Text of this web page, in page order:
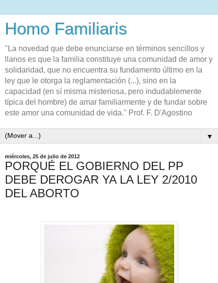
Homo Familiaris
"La novedad que debe enunciarse en términos sencillos y
llanos es que la familia constituye una comunidad de amor y
solidaridad, que no encuentra su fundamento último en la
ley que le otorga la reglamentación (...), sino en la
capacidad (en sí misma misteriosa, pero indudablemente
típica del hombre) de amar familiarmente y de fundar sobre
este amor una comunidad de vida." Prof. F. D'Agostino
▼
miércoles, 25 de julio de 2012
PORQUÉ EL GOBIERNO DEL PP
DEBE DEROGAR YA LA LEY 2/2010
DEL ABORTO